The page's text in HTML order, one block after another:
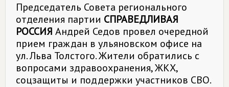
Председатель Совета регионального
отделения партии СПРАВЕДЛИВАЯ
РОССИЯ Андрей Седов провел очередной
прием граждан в ульяновском офисе на
ул. Льва Толстого. Жители обратились с
вопросами здравоохранения, ЖКХ,
соцзащиты и поддержки участников СВО.